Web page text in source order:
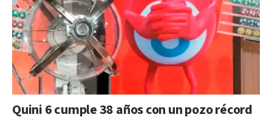
Quini 6 cumple 38 años con un pozo récord